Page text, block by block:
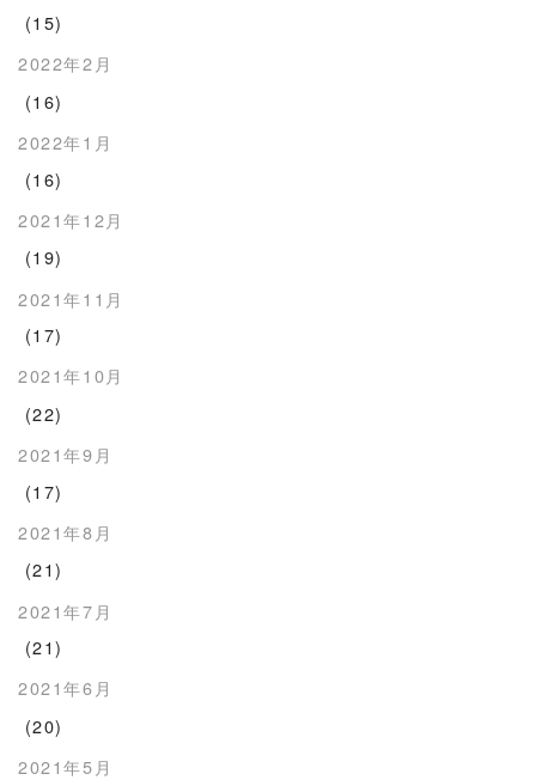
(15)
2022年2月
(16)
2022年1月
(16)
2021年12月
(19)
2021年11月
(17)
2021年10月
(22)
2021年9月
(17)
2021年8月
(21)
2021年7月
(21)
2021年6月
(20)
2021年5月